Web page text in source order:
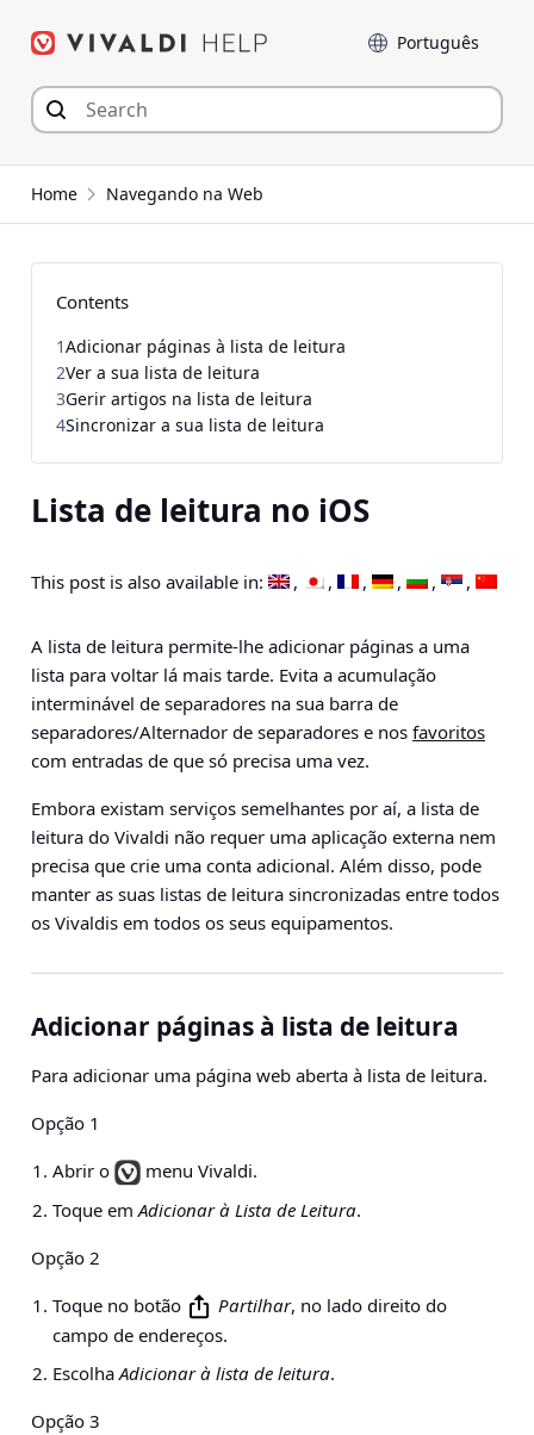
para
conteúdo
Idioma
Home Navegando na Web
Lista de leitura no iOS
This post is also available in:
A lista de leitura permite-lhe adicionar páginas a uma
lista para voltar lá mais tarde. Evita a acumulação
interminável de separadores na sua barra de
separadores/Alternador de separadores e nos favoritos
com entradas de que só precisa uma vez.
Embora existam serviços semelhantes por aí, a lista de
leitura do Vivaldi não requer uma aplicação externa nem
precisa que crie uma conta adicional. Além disso, pode
manter as suas listas de leitura sincronizadas entre todos
os Vivaldis em todos os seus equipamentos.
Adicionar páginas à lista de leitura
Para adicionar uma página web aberta à lista de leitura.
Opção 1
Abrir o
menu Vivaldi.
Toque em Adicionar à Lista de Leitura.
Opção 2
Toque no botão
Partilhar, no lado direito do
campo de endereços.
EscolhaAdicionar à lista de leitura.
Opção 3
Contents
1Adicionar páginas à lista de leitura
2Ver a sua lista de leitura
3Gerir artigos na lista de leitura
4Sincronizar a sua lista de leitura